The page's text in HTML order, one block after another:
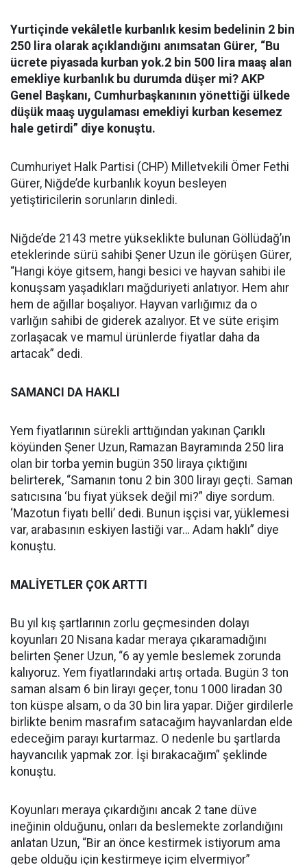
Yurtiçinde vekâletle kurbanlık kesim bedelinin 2 bin
250 lira olarak açıklandığını anımsatan Gürer, “Bu
ücrete piyasada kurban yok.2 bin 500 lira maaş alan
emekliye kurbanlık bu durumda düşer mi? AKP
Genel Başkanı, Cumhurbaşkanının yönettiği ülkede
düşük maaş uygulaması emekliyi kurban kesemez
hale getirdi” diye konuştu.
Cumhuriyet Halk Partisi (CHP) Milletvekili Ömer Fethi
Gürer, Niğde’de kurbanlık koyun besleyen
yetiştiricilerin sorunların dinledi.
Niğde’de 2143 metre yükseklikte bulunan Göllüdağ’ın
eteklerinde sürü sahibi Şener Uzun ile görüşen Gürer,
“Hangi köye gitsem, hangi besici ve hayvan sahibi ile
konuşsam yaşadıkları mağduriyeti anlatıyor. Hem ahır
hem de ağıllar boşalıyor. Hayvan varlığımız da o
varlığın sahibi de giderek azalıyor. Et ve süte erişim
zorlaşacak ve mamul ürünlerde fiyatlar daha da
artacak” dedi.
SAMANCI DA HAKLI
Yem fiyatlarının sürekli arttığından yakınan Çarıklı
köyünden Şener Uzun, Ramazan Bayramında 250 lira
olan bir torba yemin bugün 350 liraya çıktığını
belirterek, “Samanın tonu 2 bin 300 lirayı geçti. Saman
satıcısına ‘bu fiyat yüksek değil mi?” diye sordum.
‘Mazotun fiyatı belli’ dedi. Bunun işçisi var, yüklemesi
var, arabasının eskiyen lastiği var… Adam haklı” diye
konuştu.
MALİYETLER ÇOK ARTTI
Bu yıl kış şartlarının zorlu geçmesinden dolayı
koyunları 20 Nisana kadar meraya çıkaramadığını
belirten Şener Uzun, “6 ay yemle beslemek zorunda
kalıyoruz. Yem fiyatlarındaki artış ortada. Bugün 3 ton
saman alsam 6 bin lirayı geçer, tonu 1000 liradan 30
ton küspe alsam, o da 30 bin lira yapar. Diğer girdilerle
birlikte benim masrafım satacağım hayvanlardan elde
edeceğim parayı kurtarmaz. O nedenle bu şartlarda
hayvancılık yapmak zor. İşi bırakacağım” şeklinde
konuştu.
Koyunları meraya çıkardığını ancak 2 tane düve
ineğinin olduğunu, onları da beslemekte zorlandığını
anlatan Uzun, “Bir an önce kestirmek istiyorum ama
gebe olduğu için kestirmeye içim elvermiyor”